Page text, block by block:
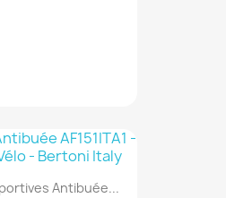
Antibuée...